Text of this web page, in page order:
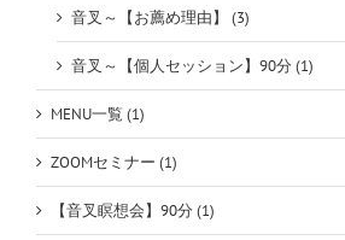
音叉～【お薦め理由】 (3)
音叉～【個人セッション】90分 (1)
MENU一覧 (1)
ZOOMセミナー (1)
【音叉瞑想会】90分 (1)